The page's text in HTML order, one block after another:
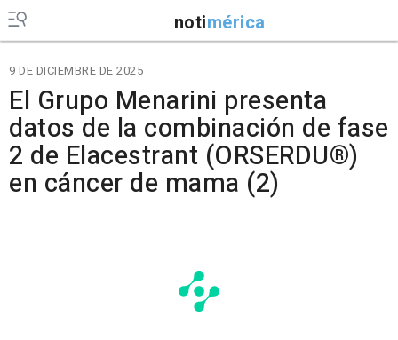
notimérica
9 DE DICIEMBRE DE 2025
El Grupo Menarini presenta
datos de la combinación de fase
2 de Elacestrant (ORSERDU®)
en cáncer de mama (2)